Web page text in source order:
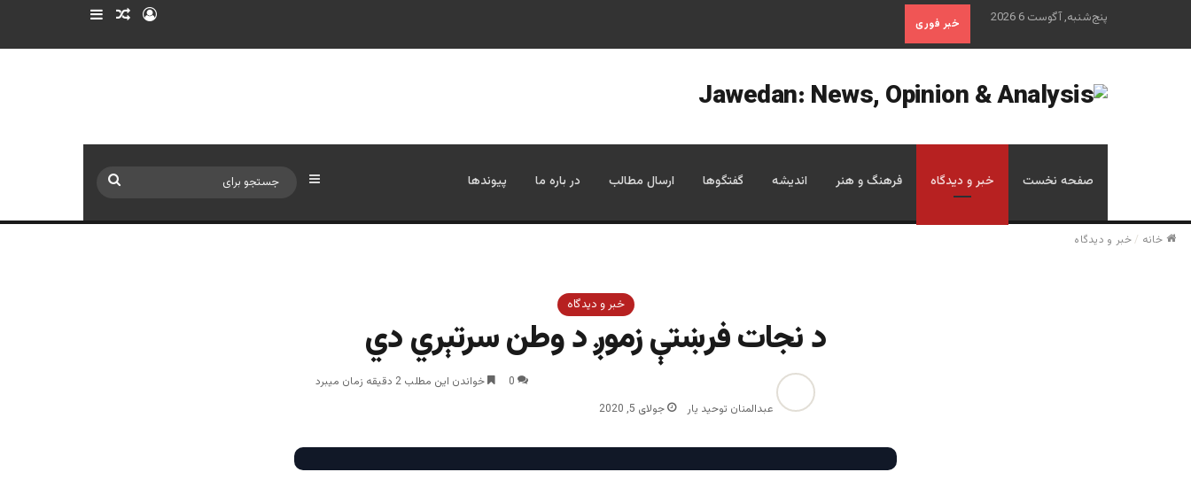
پنج‌شنبه, آگوست 6 2026 خبر فوری ورود نوشته تصادفی
صفحه نخست خبر و دیدگاه فرهنگ و هنر اندیشه گفتگوها ارسال مطالب در باره ما پیوندها سایدبار
خانه /خبر و دیدگاه
خبر و دیدگاه
د نجات فرښتې زموږ د وطن سرتېري دي
عبدالمنان توحید یار جولای 5, 2020
0 خواندن این مطلب 2 دقیقه زمان میبرد